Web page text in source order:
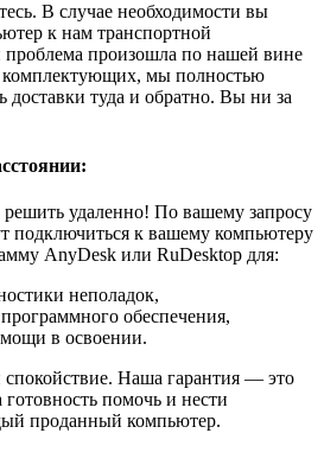
В случае необходимости вы
к нам транспортной
произошла по нашей вине
комплектующих, мы полностью
доставки туда и обратно. Вы ни за
удаленно! По вашему запросу
подключиться к вашему компьютеру
AnyDesk или RuDesktop для:
неполадок,
обеспечения,
в освоении.
Наша гарантия — это
готовность помочь и нести
проданный компьютер.